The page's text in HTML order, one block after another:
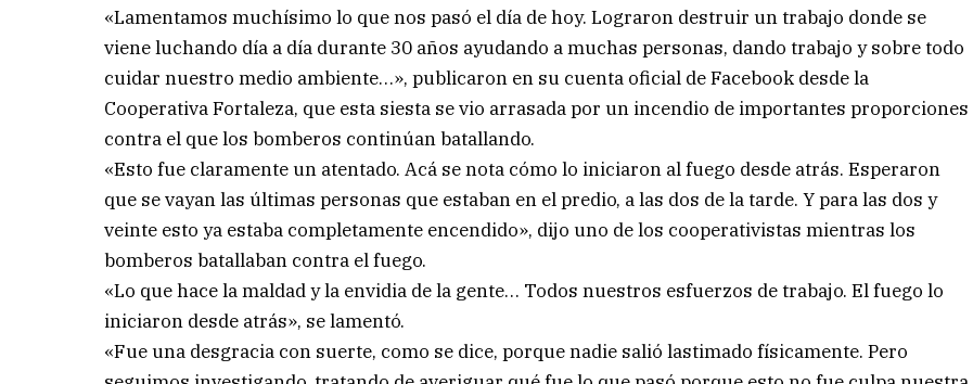
«Lamentamos muchísimo lo que nos pasó el día de hoy. Lograron destruir un trabajo donde se
viene luchando día a día durante 30 años ayudando a muchas personas, dando trabajo y sobre todo
cuidar nuestro medio ambiente…», publicaron en su cuenta oficial de Facebook desde la
Cooperativa Fortaleza, que esta siesta se vio arrasada por un incendio de importantes proporciones
contra el que los bomberos continúan batallando.
«Esto fue claramente un atentado. Acá se nota cómo lo iniciaron al fuego desde atrás. Esperaron
que se vayan las últimas personas que estaban en el predio, a las dos de la tarde. Y para las dos y
veinte esto ya estaba completamente encendido», dijo uno de los cooperativistas mientras los
bomberos batallaban contra el fuego.
«Lo que hace la maldad y la envidia de la gente… Todos nuestros esfuerzos de trabajo. El fuego lo
iniciaron desde atrás», se lamentó.
«Fue una desgracia con suerte, como se dice, porque nadie salió lastimado físicamente. Pero